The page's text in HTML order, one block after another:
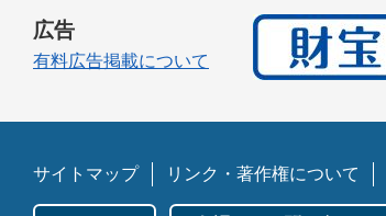
広告
有料広告掲載について
サイトマップ リンク・著作権について